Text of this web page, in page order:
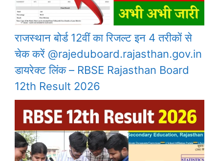
राजस्थान बोर्ड 12वीं का रिजल्ट इन 4 तरीकों से
चेक करें @rajeduboard.rajasthan.gov.in
डायरेक्ट लिंक – RBSE Rajasthan Board
12th Result 2026